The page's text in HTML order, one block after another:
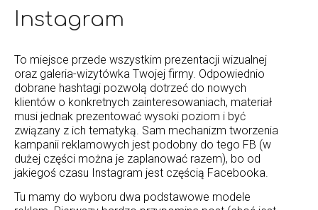
Instagram
To miejsce przede wszystkim prezentacji wizualnej
oraz galeria-wizytówka Twojej firmy. Odpowiednio
dobrane hashtagi pozwolą dotrzeć do nowych
klientów o konkretnych zainteresowaniach, materiał
musi jednak prezentować wysoki poziom i być
związany z ich tematyką. Sam mechanizm tworzenia
kampanii reklamowych jest podobny do tego FB (w
dużej części można je zaplanować razem), bo od
jakiegoś czasu Instagram jest częścią Facebooka.
Tu mamy do wyboru dwa podstawowe modele